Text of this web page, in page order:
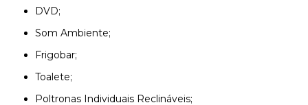
DVD;
Som Ambiente;
Frigobar;
Toalete;
Poltronas Individuais Reclináveis;